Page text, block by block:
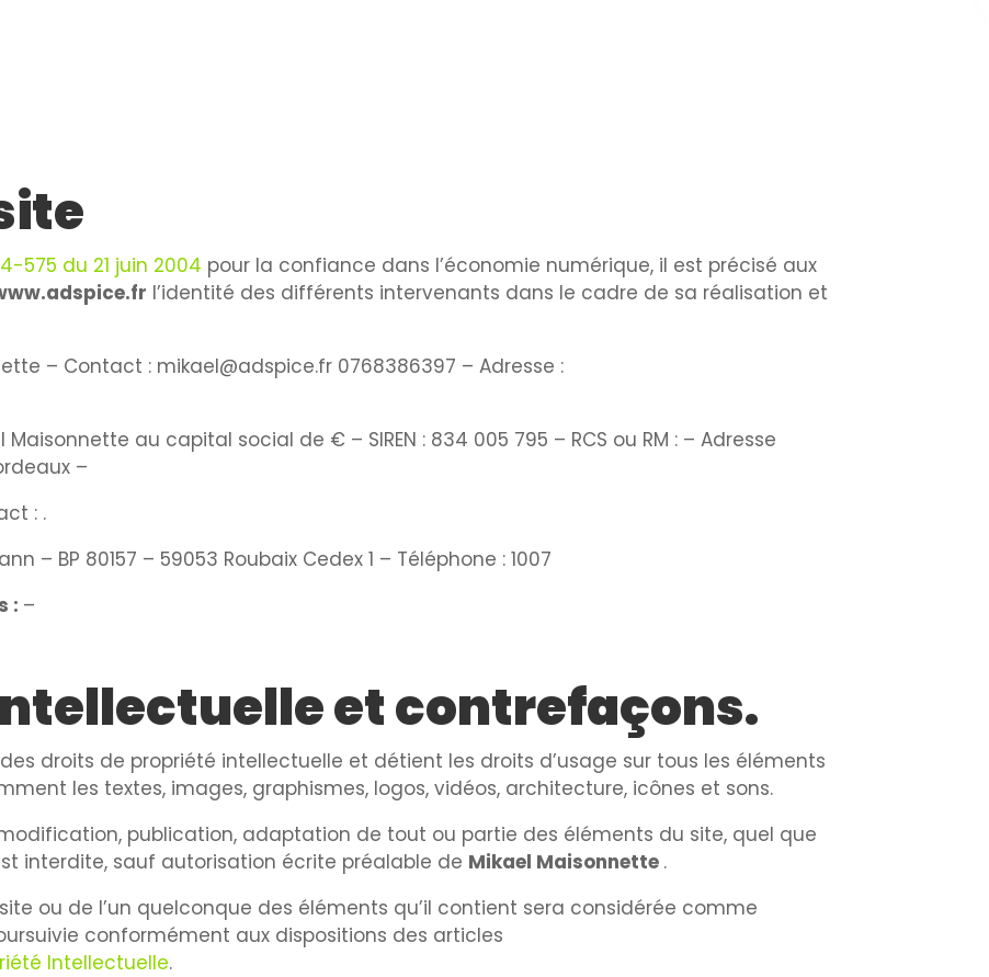
575 du 21 juin 2004 pour la confiance dans l’économie numérique, il est précisé aux
l’identité des différents intervenants dans le cadre de sa réalisation et
– Contact : mikael@adspice.fr 0768386397 – Adresse :
Maisonnette au capital social de € – SIREN : 834 005 795 – RCS ou RM : – Adresse
–
: .
– BP 80157 – 59053 Roubaix Cedex 1 – Téléphone : 1007
: –
et contrefaçons.
droits de propriété intellectuelle et détient les droits d’usage sur tous les éléments
les textes, images, graphismes, logos, vidéos, architecture, icônes et sons.
publication, adaptation de tout ou partie des éléments du site, quel que
interdite, sauf autorisation écrite préalable de Mikael Maisonnette .
ou de l’un quelconque des éléments qu’il contient sera considérée comme
conformément aux dispositions des articles
Intellectuelle.